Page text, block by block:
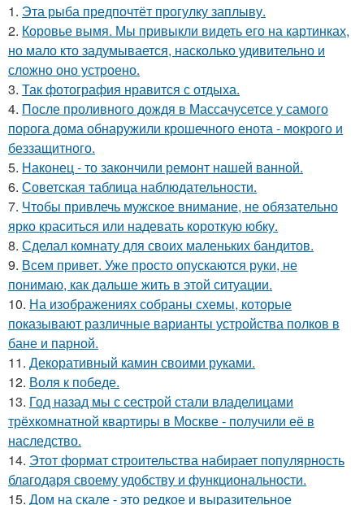
1. Эта рыба предпочтёт прогулку заплыву.
2. Коровье вымя. Мы привыкли видеть его на картинках,
но мало кто задумывается, насколько удивительно и
сложно оно устроено.
3. Так фотография нравится с отдыха.
4. После проливного дождя в Массачусетсе у самого
порога дома обнаружили крошечного енота - мокрого и
беззащитного.
5. Наконец - то закончили ремонт нашей ванной.
6. Советская таблица наблюдательности.
7. Чтобы привлечь мужское внимание, не обязательно
ярко краситься или надевать короткую юбку.
8. Сделал комнату для своих маленьких бандитов.
9. Всем привет. Уже просто опускаются руки, не
понимаю, как дальше жить в этой ситуации.
10. На изображениях собраны схемы, которые
показывают различные варианты устройства полков в
бане и парной.
11. Декоративный камин своими руками.
12. Воля к победе.
13. Год назад мы с сестрой стали владелицами
трёхкомнатной квартиры в Москве - получили её в
наследство.
14. Этот формат строительства набирает популярность
благодаря своему удобству и функциональности.
15. Дом на скале - это редкое и выразительное